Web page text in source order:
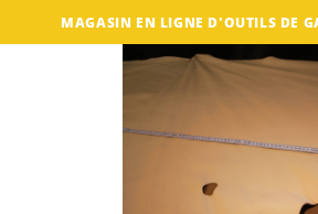
MAGASIN EN LIGNE D'OUTILS DE